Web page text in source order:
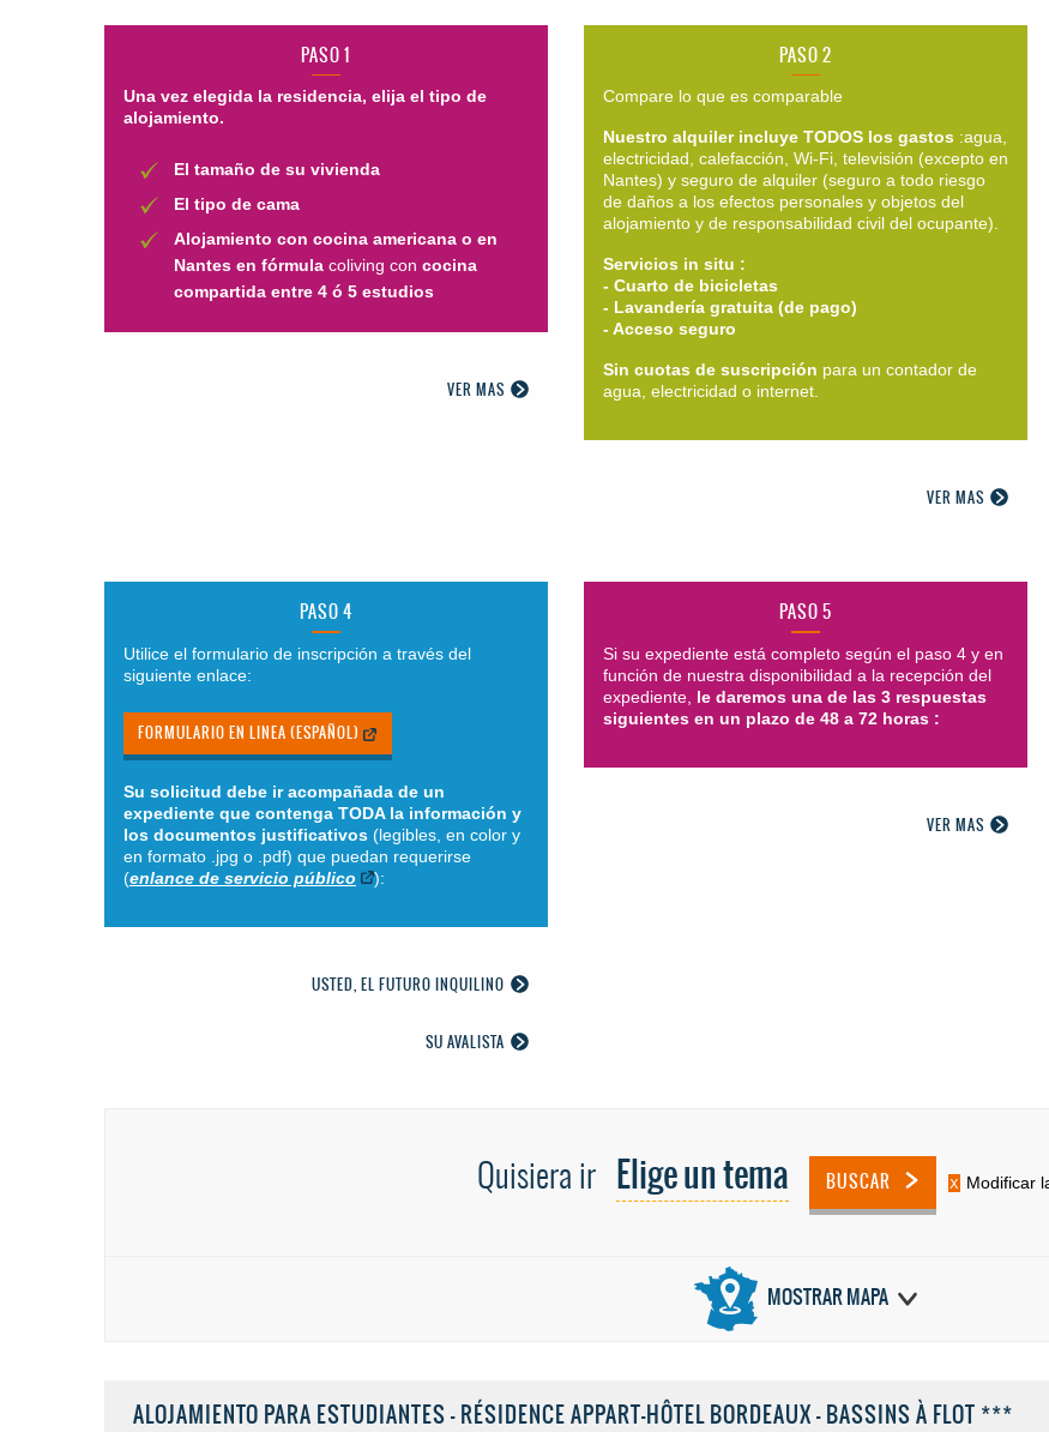
PASO 1
Una vez elegida la residencia, elija el tipo de
alojamiento.
El tamaño de su vivienda
El tipo de cama
Alojamiento con cocina americana o en
Nantes en fórmula coliving con cocina
compartida entre 4 ó 5 estudios
VER MAS
PASO 2
Compare lo que es comparable
Nuestro alquiler incluye TODOS los gastos :agua,
electricidad, calefacción, Wi-Fi, televisión (excepto en
Nantes) y seguro de alquiler (seguro a todo riesgo
de daños a los efectos personales y objetos del
alojamiento y de responsabilidad civil del ocupante).
Servicios in situ :
- Cuarto de bicicletas
- Lavandería gratuita (de pago)
- Acceso seguro
Sin cuotas de suscripción para un contador de
agua, electricidad o internet.
VER MAS
PASO 4
Utilice el formulario de inscripción a través del
siguiente enlace:
FORMULARIO EN LINEA (ESPAÑOL)
Su solicitud debe ir acompañada de un
expediente que contenga TODA la información y
los documentos justificativos (legibles, en color y
en formato .jpg o .pdf) que puedan requerirse
(enlance de servicio público ):
USTED, EL FUTURO INQUILINO
SU AVALISTA
PASO 5
Si su expediente está completo según el paso 4 y en
función de nuestra disponibilidad a la recepción del
expediente, le daremos una de las 3 respuestas
siguientes en un plazo de 48 a 72 horas :
VER MAS
Quisiera ir Elige un tema BUSCAR Modificar
MOSTRAR MAPA
ALOJAMIENTO PARA ESTUDIANTES - RÉSIDENCE APPART-HÔTEL BORDEAUX - BASSINS À FLOT ***